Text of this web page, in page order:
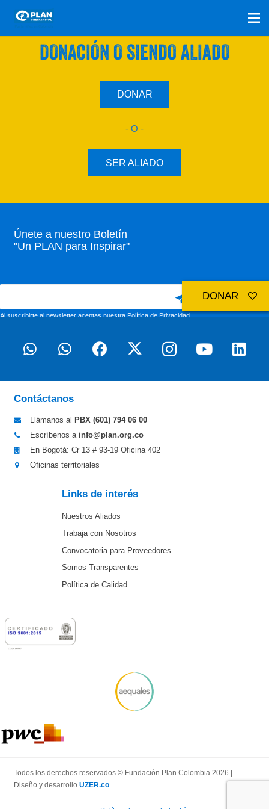
SÚMATE A NUESTRO PLAN CON UNA
DONACIÓN O SIENDO ALIADO
DONAR
- O -
SER ALIADO
Únete a nuestro Boletín
"Un PLAN para Inspirar"
Al suscribirte al newsletter aceptas nuestraPolítica de Privacidad
Contáctanos
Llámanos al PBX (601) 794 06 00
Escríbenos a info@plan.org.co
En Bogotá: Cr 13 # 93-19 Oficina 402
Oficinas territoriales
Links de interés
Nuestros Aliados
Trabaja con Nosotros
Convocatoria para Proveedores
Somos Transparentes
Política de Calidad
Todos los derechos reservados © Fundación Plan Colombia 2026 |
Diseño y desarrollo UZER.co
DONAR